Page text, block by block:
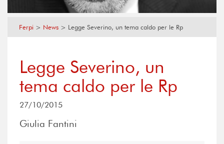
Ferpi > News > Legge Severino, un tema caldo per le Rp
Legge Severino, un
tema caldo per le Rp
27/10/2015
Giulia Fantini